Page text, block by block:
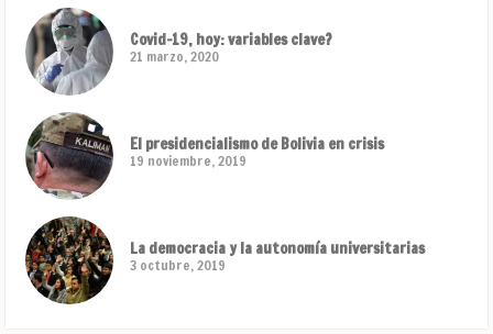
Covid-19, hoy: variables clave?
21 marzo, 2020
El presidencialismo de Bolivia en crisis
19 noviembre, 2019
La democracia y la autonomía universitarias
3 octubre, 2019